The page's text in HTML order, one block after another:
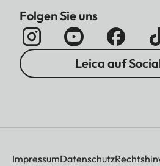
Folgen Sie uns
Leica auf
ImpressumDatenschutz